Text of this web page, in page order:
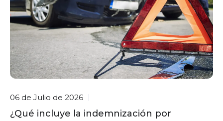
06 de Julio de 2026
¿Qué incluye la indemnización por